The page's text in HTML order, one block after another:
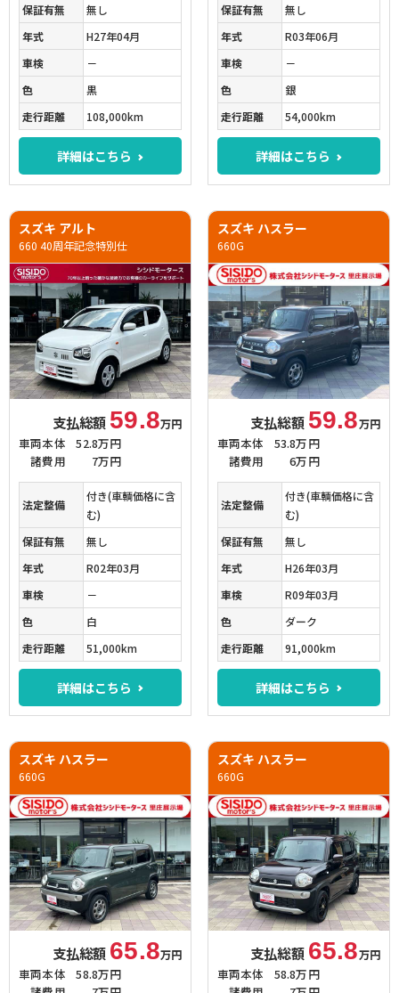
保証有無
無し
年式
H27年04月
車検
－
色
黒
走行距離
108,000km
詳細はこちら
保証有無
無し
年式
R03年06月
車検
－
色
銀
走行距離
54,000km
詳細はこちら
スズキ アルト
660 40周年記念特別仕
支払総額 59.8万円
車両本体
52.8万円
諸費用
7万円
法定整備
付き(車輌価格に含
む)
保証有無
無し
年式
R02年03月
車検
－
色
白
走行距離
51,000km
詳細はこちら
スズキ ハスラー
660G
支払総額 59.8万円
車両本体
53.8万円
諸費用
6万円
法定整備
付き(車輌価格に含
む)
保証有無
無し
年式
H26年03月
車検
R09年03月
色
ダーク
走行距離
91,000km
詳細はこちら
スズキ ハスラー
660G
支払総額 65.8万円
車両本体
58.8万円
スズキ ハスラー
660G
支払総額 65.8万円
車両本体
58.8万円